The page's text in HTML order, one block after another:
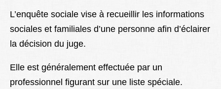
L’enquête sociale vise à recueillir les informations
sociales et familiales d’une personne afin d’éclairer
la décision du juge.
Elle est généralement effectuée par un
professionnel figurant sur une liste spéciale.